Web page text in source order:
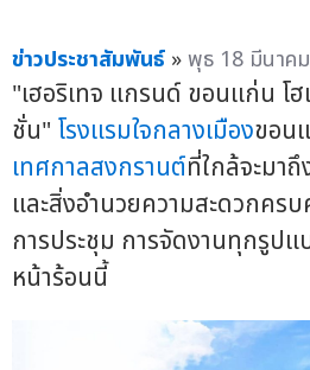
ข่าวประชาสัมพันธ์ »พุธ 18 มีนาค
"เฮอริเทจ แกรนด์ ขอนแก่น โ
ชั่น" โรงแรมใจกลางเมืองขอน
เทศกาลสงกรานต์ที่ใกล้จะมา
และสิ่งอำนวยความสะดวกคร
การประชุม การจัดงานทุกรูป
หน้าร้อนนี้